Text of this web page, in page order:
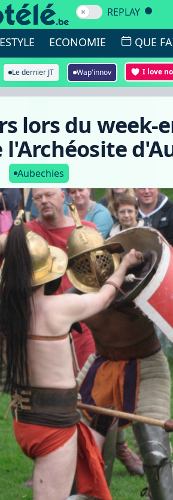
REPLAY
ECONOMIE QUE
Le dernier JT Wap'innov I love
lors du week-
Aubechies